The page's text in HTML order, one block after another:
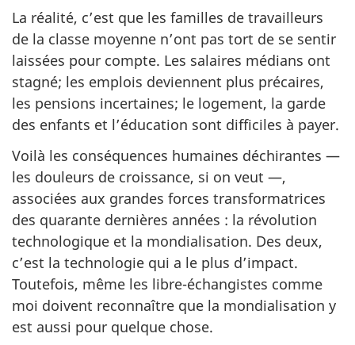
La réalité, c’est que les familles de travailleurs
de la classe moyenne n’ont pas tort de se sentir
laissées pour compte. Les salaires médians ont
stagné; les emplois deviennent plus précaires,
les pensions incertaines; le logement, la garde
des enfants et l’éducation sont difficiles à payer.
Voilà les conséquences humaines déchirantes —
les douleurs de croissance, si on veut —,
associées aux grandes forces transformatrices
des quarante dernières années : la révolution
technologique et la mondialisation. Des deux,
c’est la technologie qui a le plus d’impact.
Toutefois, même les libre-échangistes comme
moi doivent reconnaître que la mondialisation y
est aussi pour quelque chose.